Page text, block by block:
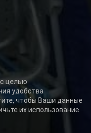
целью
удобства
чтобы Ваши данные
их использование